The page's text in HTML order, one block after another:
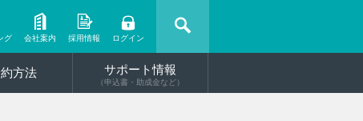
グ 会社案内 採用情報 ログイン
方法 サポート情報
（申込書・助成金など）